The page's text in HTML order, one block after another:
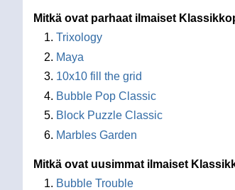
Mitkä ovat parhaat ilmaiset
Trixology
Maya
10x10 fill the grid
Bubble Pop Classic
Block Puzzle Classic
Marbles Garden
Mitkä ovat uusimmat ilmaiset
Bubble Trouble